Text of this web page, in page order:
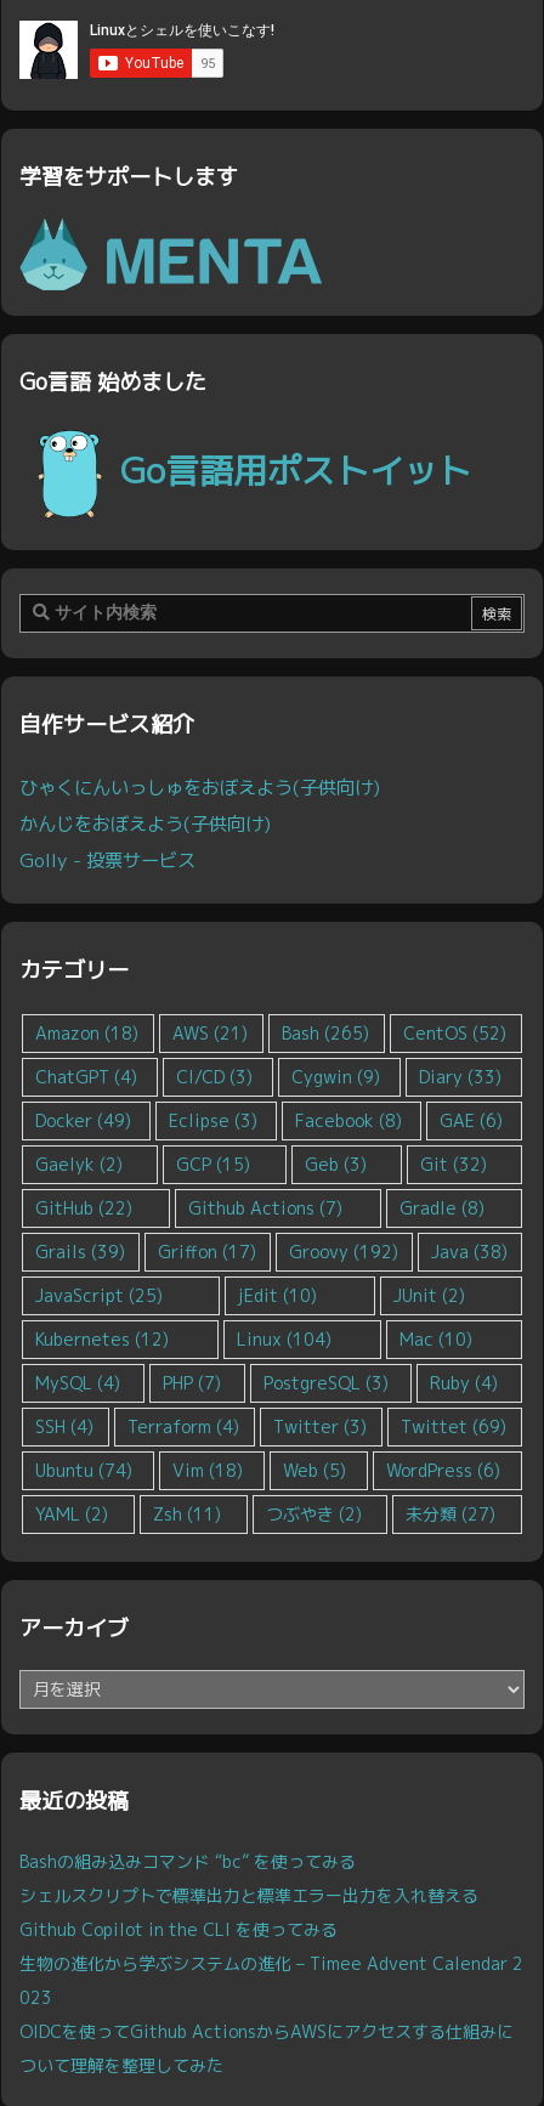
学習をサポートします
Go言語 始めました
Go言語用ポストイット
自作サービス紹介
ひゃくにんいっしゅをおぼえよう(子供向け)
かんじをおぼえよう(子供向け)
Golly - 投票サービス
カテゴリー
Amazon (18) AWS (21) Bash (265) CentOS (52)
ChatGPT (4) CI/CD (3) Cygwin (9) Diary (33)
Docker (49) Eclipse (3) Facebook (8) GAE (6)
Gaelyk (2) GCP (15) Geb (3) Git (32)
GitHub (22) Github Actions (7) Gradle (8)
Grails (39) Griffon (17) Groovy (192) Java (38)
JavaScript (25) jEdit (10) JUnit (2)
Kubernetes (12) Linux (104) Mac (10)
MySQL (4) PHP(7) PostgreSQL (3) Ruby (4)
SSH (4) Terraform (4) Twitter (3) Twittet (69)
Ubuntu (74) Vim (18) Web (5) WordPress (6)
YAML (2) Zsh (11) つぶやき (2) 未分類 (27)
アーカイブ
ー
カ
イ
最近の投稿
Bashの組み込みコマンド “bc” を使ってみる
シェルスクリプトで標準出力と標準エラー出力を入れ替える
Github Copilot in the CLI を使ってみる
生物の進化から学ぶシステムの進化 – Timee Advent Calendar 2
023
OIDCを使ってGithub ActionsからAWSにアクセスする仕組みに
ついて理解を整理してみた